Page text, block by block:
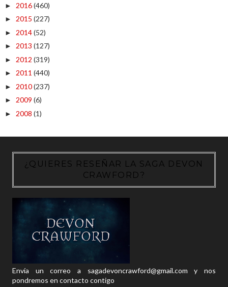
► 2016(460)
► 2015 (227)
► 2014(52)
► 2013 (127)
► 2012 (319)
► 2011 (440)
► 2010(237)
► 2009 (6)
► 2008 (1)
¿QUIERES RESEÑAR LA SAGA DEVON
CRAWFORD?
Envía un correo a sagadevoncrawford@gmail.com y nos
pondremos en contacto contigo